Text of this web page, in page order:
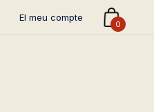
El meu compte
0